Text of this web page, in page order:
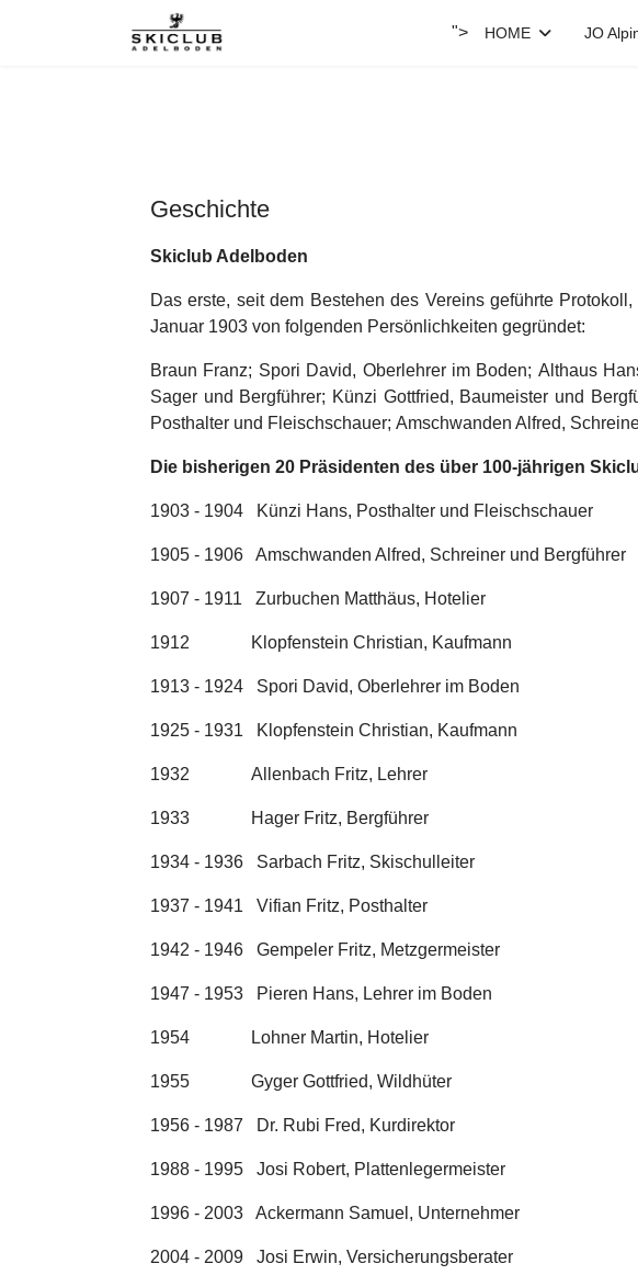
"> HOME JO
Geschichte
Skiclub Adelboden
Das erste, seit dem Bestehen des Vereins geführte
Januar 1903 von folgenden Persönlichkeiten gegründet:
Braun Franz; Spori David, Oberlehrer im Boden; Althaus
Sager und Bergführer; Künzi Gottfried, Baumeister und
Posthalter und Fleischschauer; Amschwanden Alfred,
Die bisherigen 20 Präsidenten des über 100-jährigen
1903 - 1904 Künzi Hans, Posthalter und Fleischschauer
1905 - 1906 Amschwanden Alfred, Schreiner und Bergführer
1907 - 1911 Zurbuchen Matthäus, Hotelier
1912 Klopfenstein Christian, Kaufmann
1913 - 1924 Spori David, Oberlehrer im Boden
1925 - 1931 Klopfenstein Christian, Kaufmann
1932 Allenbach Fritz, Lehrer
1933 Hager Fritz, Bergführer
1934 - 1936 Sarbach Fritz, Skischulleiter
1937 - 1941 Vifian Fritz, Posthalter
1942 - 1946 Gempeler Fritz, Metzgermeister
1947 - 1953 Pieren Hans, Lehrer im Boden
1954 Lohner Martin, Hotelier
1955 Gyger Gottfried, Wildhüter
1956 - 1987 Dr. Rubi Fred, Kurdirektor
1988 - 1995 Josi Robert, Plattenlegermeister
1996 - 2003 Ackermann Samuel, Unternehmer
2004 - 2009 Josi Erwin, Versicherungsberater